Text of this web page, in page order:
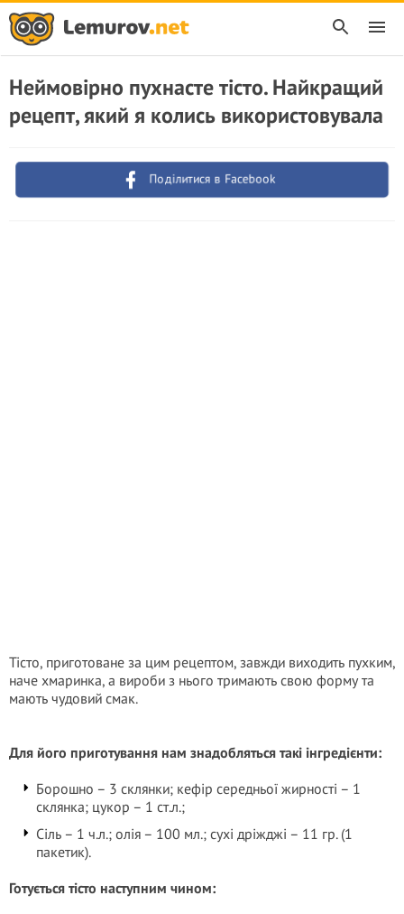
Неймовірно пухнасте тісто. Найкращий
рецепт, який я колись використовувала
Поділитися в Facebook
Тісто, приготоване за цим рецептом, завжди виходить пухким,
наче хмаринка, а вироби з нього тримають свою форму та
мають чудовий смак.
Для його приготування нам знадобляться такі інгредієнти:
Борошно – 3 склянки; кефір середньої жирності – 1
склянка; цукор – 1 ст.л.;
Сіль – 1 ч.л.; олія – 100 мл.; сухі дріжджі – 11 гр. (1
пакетик).
Готується тісто наступним чином: